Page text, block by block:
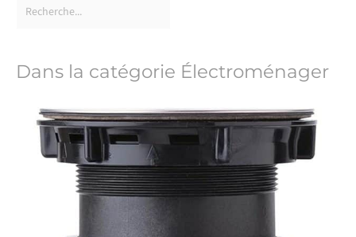
Dans la catégorie Électroménager